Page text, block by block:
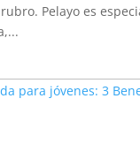
Pelayo es